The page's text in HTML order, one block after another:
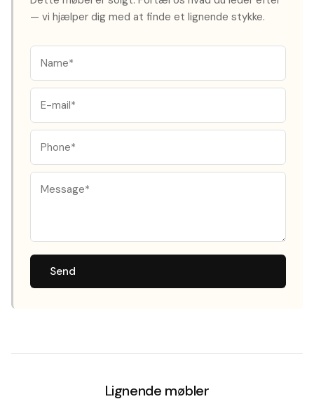
— vi hjælper dig med at finde et lignende stykke.
Send
Lignende møbler